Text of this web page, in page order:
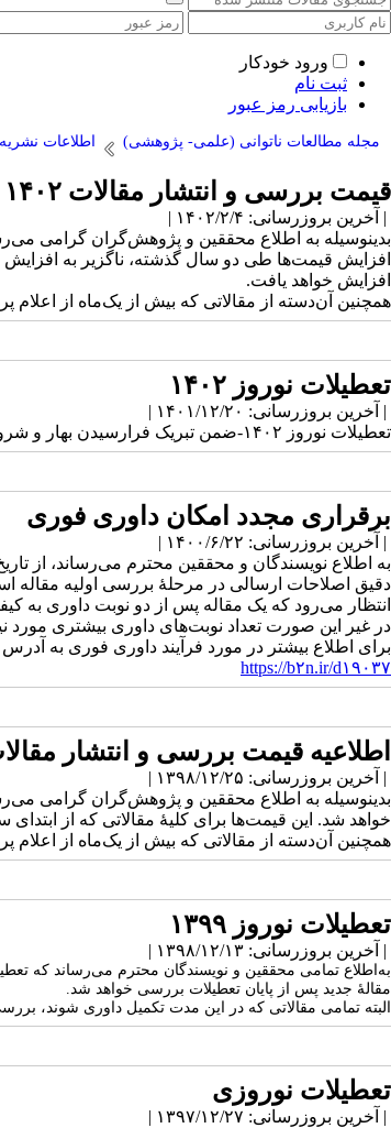
ورود خودکار
ثبت نام
بازیابی رمز عبور
مجله مطالعات ناتوانی (علمی- پژوهشی) اطلاعات نشریه
قیمت بررسی و انتشار مقالات ۱۴۰۲
| آخرین بروزرسانی: ۱۴۰۲/۲/۴ |
افزایش خواهد یافت.
همچنین آن‌دسته از مقالاتی که بیش از یک‌ماه از اعلام
تعطیلات نوروز ۱۴۰۲
| آخرین بروزرسانی: ۱۴۰۱/۱۲/۲۰ |
تعطیلات نوروز ۱۴۰۲-ضمن تبریک فرارسیدن بهار و شروع سال جدید به اطلاع میرساند این نشریه از تاریخ ۲۵ اسفندماه ۱۴۰۱ لغایت ۱۳ فروردین ۱۴۰۲ تعطیل می باشد.
برقراری مجدد امکان داوری فوری
| آخرین بروزرسانی: ۱۴۰۰/۶/۲۲ |
دقیق اصلاحات ارسالی در مرحلهٔ بررسی اولیه مقاله
انتظار می‌رود که یک مقاله پس از دو نوبت داوری به
در غیر این صورت تعداد نوبت‌های داوری بیشتری مورد
برای اطلاع بیشتر در مورد فرآیند داوری فوری به آدرس
https://b۲n.ir/d۱۹۰۳۷
اطلاعیه قیمت بررسی و انتشار مقالات
| آخرین بروزرسانی: ۱۳۹۸/۱۲/۲۵ |
خواهد شد. این قیمت‌ها برای کلیهٔ مقالاتی که از ابتدای سال ۱۳۹۹ ارسال می‌گردند اعمال
همچنین آن‌دسته از مقالاتی که بیش از یک‌ماه از اعلام
تعطیلات نوروز ۱۳۹۹
| آخرین بروزرسانی: ۱۳۹۸/۱۲/۱۳ |
مقالهٔ جدید پس از پایان تعطیلات بررسی خواهد شد.
البته تمامی مقالاتی که در این مدت تکمیل داوری شوند،
تعطیلات نوروزی
| آخرین بروزرسانی: ۱۳۹۷/۱۲/۲۷ |